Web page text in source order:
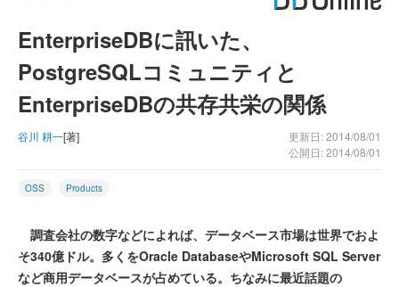
EnterpriseDBに訊いた、
PostgreSQLコミュニティと
EnterpriseDBの共存共栄の関係
谷川 耕一[著]
更新日: 2014/08/01
公開日: 2014/08/01
OSS Products
調査会社の数字などによれば、データベース市場は世界でおよ
そ340億ドル。多くをOracle DatabaseやMicrosoft SQL Server
など商用データベースが占めている。ちなみに最近話題の